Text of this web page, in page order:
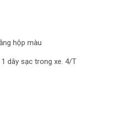
hộp màu
dây sạc trong xe. 4/T